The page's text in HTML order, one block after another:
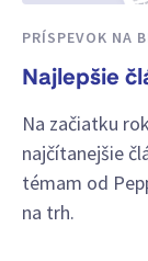
PRÍSPEVOK NA
Najlepšie
Na začiatku
najčítanejšie
témam od
na trh.